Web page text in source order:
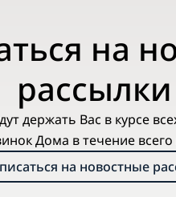
на
рассылки
держать Вас в курсе
Дома в течение всего
на новостные